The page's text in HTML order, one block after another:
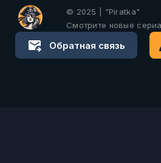
© 2025 | "Piratka"
Смотрите новые
Обратная связь